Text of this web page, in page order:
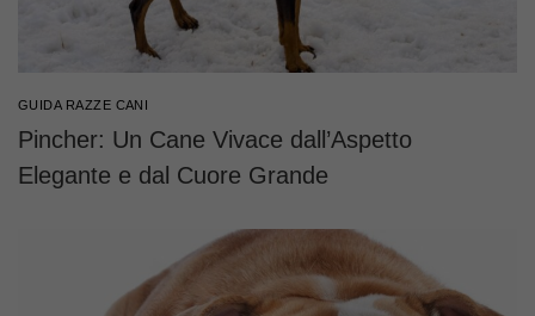
GUIDA RAZZE CANI
Pincher: Un Cane Vivace dall’Aspetto
Elegante e dal Cuore Grande